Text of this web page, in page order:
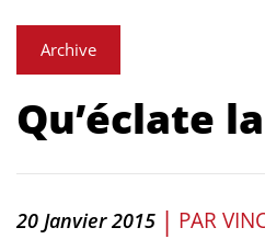
Archive
Qu’éclate
20 Janvier 2015 | PAR